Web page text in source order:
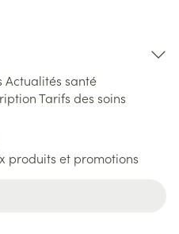
Actualités santé
Tarifs des soins
produits et promotions